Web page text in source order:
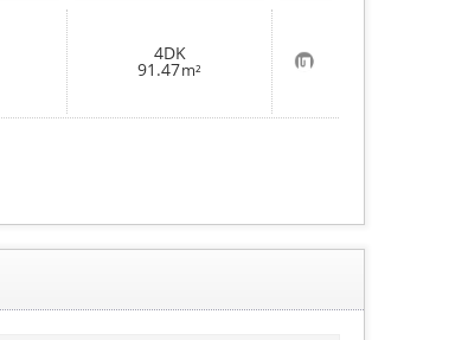
4DK
91.47m² お
気
に
入